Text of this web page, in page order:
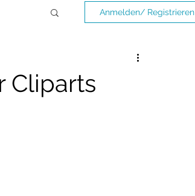
Anmelden/ Registrieren
Cliparts